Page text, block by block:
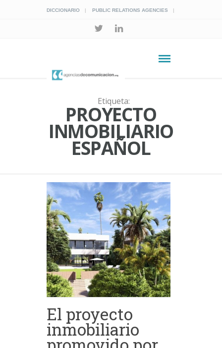
DICCIONARIO PUBLIC RELATIONS AGENCIES
Etiqueta:
PROYECTO
INMOBILIARIO
ESPAÑOL
El proyecto
inmobiliario